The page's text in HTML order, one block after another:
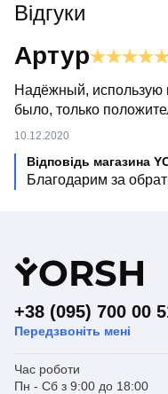
надійної запірно-
KR.1034 - 1 не
стандартам і
водопостачання.
✔️ Не дозволяйте
частиною вашого
крана Koer KR.1034 - 1 -
безпеку вашого
Відгуки
Артур
Надёжный, использую
было, только
10.12.2020
Відповідь магазина
Благодарим за
YORSH
+38 (095) 700 00
Передзвоніть мені
Час роботи
Пн - Сб з 9:00 до 18:00